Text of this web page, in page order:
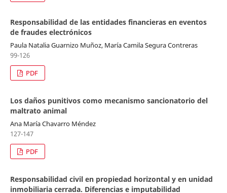
Responsabilidad de las entidades financieras en eventos
de fraudes electrónicos
Paula Natalia Guarnizo Muñoz, María Camila Segura Contreras
99-126
PDF
Los daños punitivos como mecanismo sancionatorio del
maltrato animal
Ana María Chavarro Méndez
127-147
PDF
Responsabilidad civil en propiedad horizontal y en unidad
inmobiliaria cerrada. Diferencias e imputabilidad